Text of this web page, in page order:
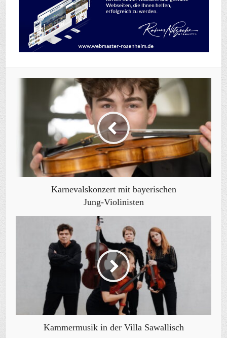
Karnevalskonzert mit bayerischen
Jung-Violinisten
Kammermusik in der Villa Sawallisch